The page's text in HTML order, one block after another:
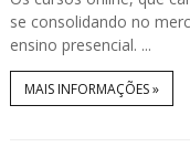
se consolidando no
ensino presencial. ...
MAIS INFORMAÇÕES »